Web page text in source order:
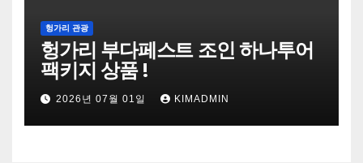
헝가리 관광
헝가리 부다페스트 조인 하나투어
팩키지 상품 !
2026년 07월 01일 KIMADMIN